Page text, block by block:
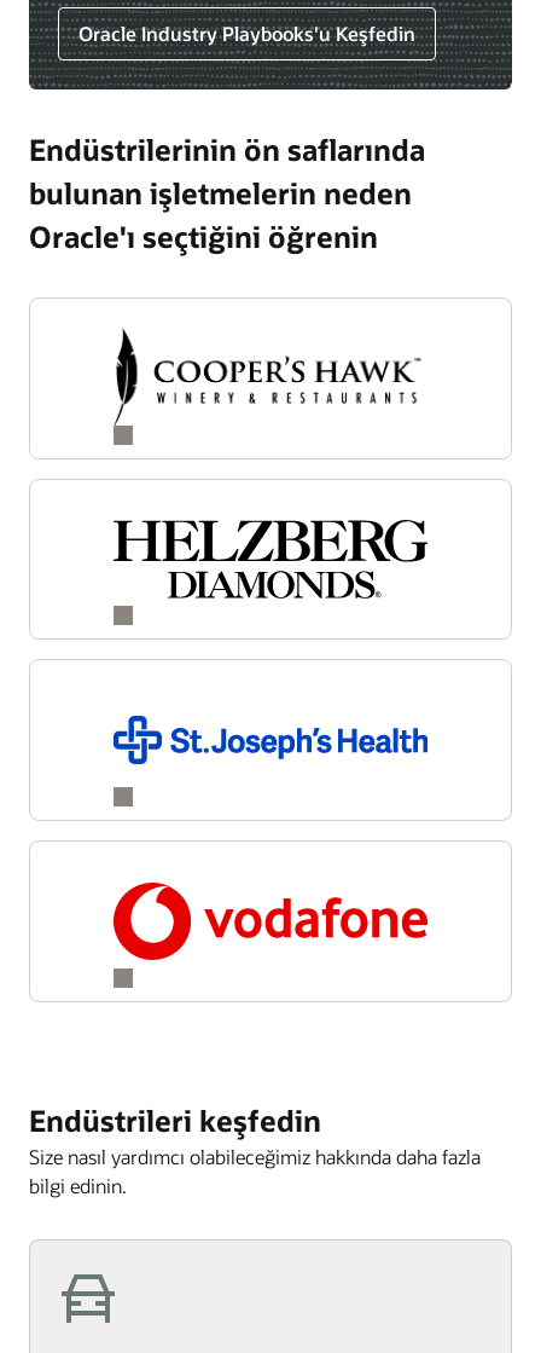
Oracle Industry Playbooks'u Keşfedin
Endüstrilerinin ön saflarında
bulunan işletmelerin neden
Oracle'ı seçtiğini öğrenin
Endüstrileri keşfedin
Size nasıl yardımcı olabileceğimiz hakkında daha fazla
bilgi edinin.